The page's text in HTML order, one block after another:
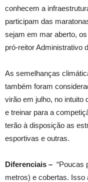
conhecem a
participam das
sejam em mar aberto,
pró-reitor Administrativo
As semelhanças
também foram
virão em julho, no intuito
e treinar para a
terão à disposição as
esportivas e outras.
Diferenciais – “Poucas
metros) e cobertas. Isso